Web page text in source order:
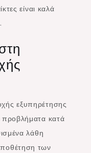
είναι καλά
εξυπηρέτησης
προβλήματα κατά
λάθη
των